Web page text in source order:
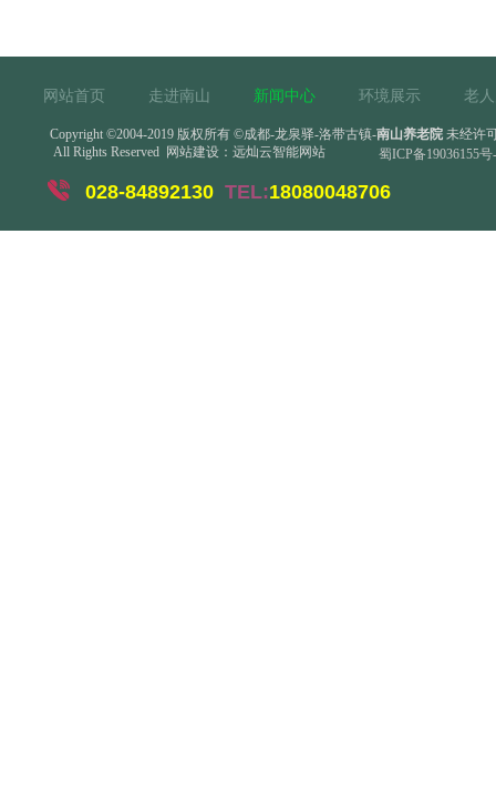
网站首页 走进南山 新闻中心 环境展示 老
蜀ICP备19036155号
Copyright ©2004-2019 版权所有 ©成都-龙泉驿-洛带古镇-南山养老院 未经许
All Rights Reserved 网站建设： 远灿云智能网站
028-84892130 TEL:18080048706